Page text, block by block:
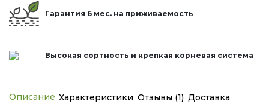
Гарантия 6 мес. на приживаемость
Высокая сортность и крепкая корневая система
Описание Характеристики Отзывы (1) Доставка